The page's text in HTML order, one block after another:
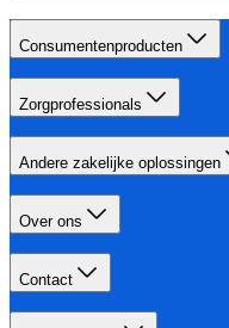
Consumentenproducten
Zorgprofessionals
Andere zakelijke oplossingen
Over ons
Contact